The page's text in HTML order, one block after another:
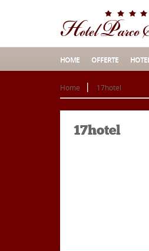
HOME OFFERTE
Home 17hotel
17hotel